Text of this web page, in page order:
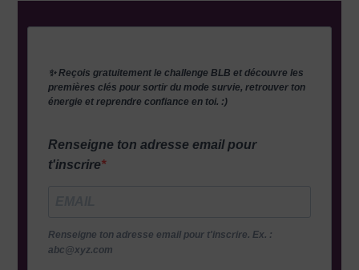
✨ Reçois gratuitement le challenge BLB et découvre les
premières clés pour sortir du mode survie, retrouver ton
énergie et reprendre confiance en toi. :)
Renseigne ton adresse email pour
t'inscrire
Renseigne ton adresse email pour t'inscrire. Ex. :
abc@xyz.com